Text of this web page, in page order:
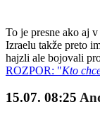
To je presne ako aj
Izraelu takže preto
hajzli ale bojovali
ROZPOR: "Kto
15.07. 08:25